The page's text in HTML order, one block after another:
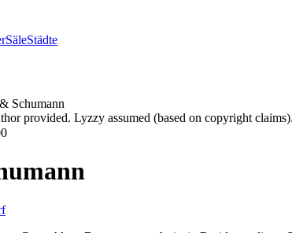
SäleStädte
Schumann
provided. Lyzzy assumed (based on copyright